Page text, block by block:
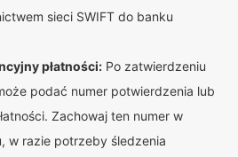
sieci SWIFT do banku
płatności: Po zatwierdzeniu
podać numer potwierdzenia lub
Zachowaj ten numer w
w razie potrzeby śledzenia